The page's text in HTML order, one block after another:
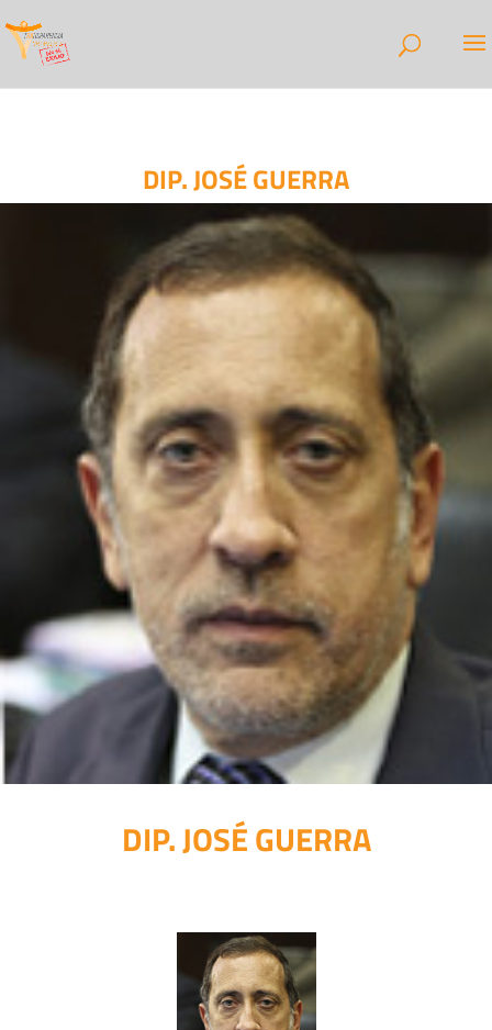
DIP. JOSÉ GUERRA
DIP. JOSÉ GUERRA